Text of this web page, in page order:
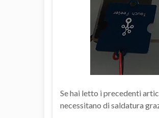
Se hai letto i precedenti
necessitano di saldatura